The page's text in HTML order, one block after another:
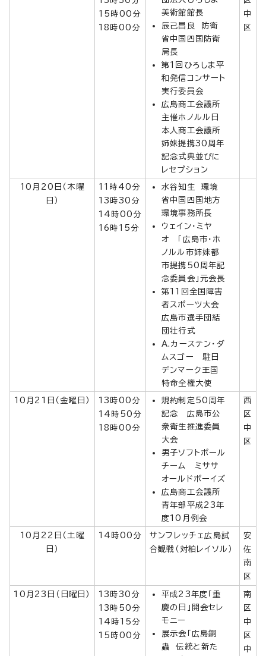
15時00分
18時00分
美術館館長
辰己昌良 防衛
省中国四国防衛
局長
第1回ひろしま平
和発信コンサート
実行委員会
広島商工会議所
主催ホノルル日
本人商工会議所
姉妹提携30周年
記念式典並びに
レセプション
中
区
10月20日（木曜
日）
11時40分
13時30分
14時00分
16時15分
水谷知生 環境
省中国四国地方
環境事務所長
ウェイン・ミヤ
オ 「広島市・ホ
ノルル市姉妹都
市提携50周年記
念委員会」元会長
第11回全国障害
者スポーツ大会
広島市選手団結
団壮行式
A.カーステン・ダ
ムスゴー 駐日
デンマーク王国
特命全権大使
10月21日（金曜日）
13時00分
14時50分
18時00分
規約制定50周年
記念 広島市公
衆衛生推進委員
大会
男子ソフトボール
チーム ミササ
オールドボーイズ
広島商工会議所
青年部平成23年
度10月例会
西
区
中
区
10月22日（土曜
日）
14時00分
サンフレッチェ広島試
合観戦（対柏レイソル）
安
佐
南
区
10月23日（日曜日）
13時30分
13時50分
14時15分
15時00分
平成23年度「重
慶の日」開会セレ
モニー
展示会「広島銅
蟲 伝統と新た
南
区
中
区
中